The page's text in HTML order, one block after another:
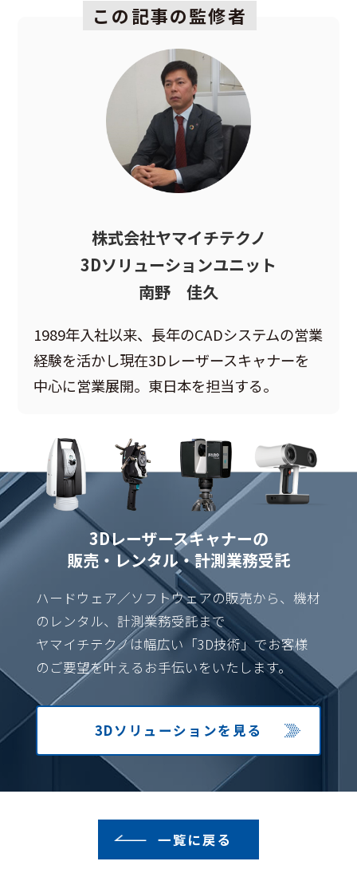
この記事の監修者
株式会社ヤマイチテクノ
3Dソリューションユニット
南野 佳久
1989年入社以来、長年のCADシステムの営業
経験を活かし現在3Dレーザースキャナーを
中心に営業展開。東日本を担当する。
3Dレーザースキャナーの
販売・レンタル・計測業務受託
ハードウェア／ソフトウェアの販売から、機材
のレンタル、計測業務受託まで
ヤマイチテクノは幅広い「3D技術」でお客様
のご要望を叶えるお手伝いをいたします。
3Dソリューションを見る
一覧に戻る